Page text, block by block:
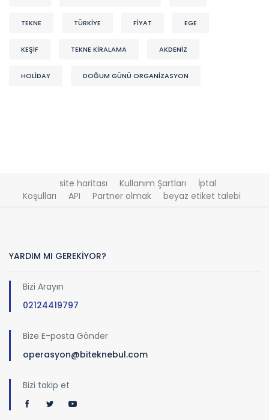
TEKNE TÜRKİYE FİYAT EGE
KEŞIF TEKNE KİRALAMA AKDENIZ
HOLİDAY DOĞUM GÜNÜ ORGANIZASYON
site haritası Kullanım Şartları
İptal
Koşulları
API Partner olmak beyaz etiket talebi
YARDIM MI GEREKİYOR?
Bizi Arayın
02124419797
Bize E-posta Gönder
operasyon@biteknebul.com
Bizi takip et